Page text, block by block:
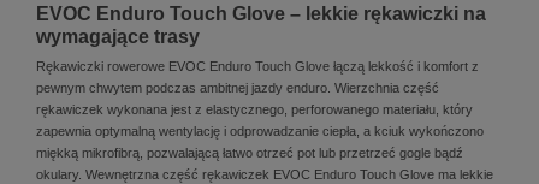
EVOC Enduro Touch Glove – lekkie rękawiczki na
wymagające trasy
Rękawiczki rowerowe EVOC Enduro Touch Glove łączą lekkość i komfort z
pewnym chwytem podczas ambitnej jazdy enduro. Wierzchnia część
rękawiczek wykonana jest z elastycznego, perforowanego materiału, który
zapewnia optymalną wentylację i odprowadzanie ciepła, a kciuk wykończono
miękką mikrofibrą, pozwalającą łatwo otrzeć pot lub przetrzeć gogle bądź
okulary. Wewnętrzna część rękawiczek EVOC Enduro Touch Glove ma lekkie